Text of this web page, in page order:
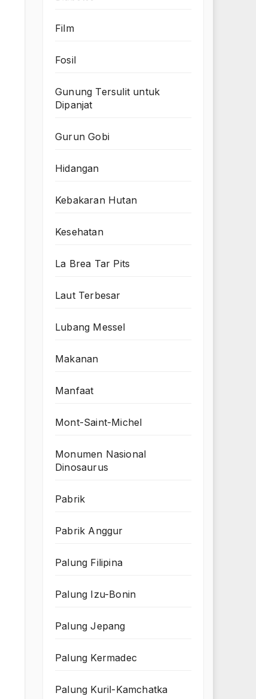
Film
Fosil
Gunung Tersulit untuk
Dipanjat
Gurun Gobi
Hidangan
Kebakaran Hutan
Kesehatan
La Brea Tar Pits
Laut Terbesar
Lubang Messel
Makanan
Manfaat
Mont-Saint-Michel
Monumen Nasional
Dinosaurus
Pabrik
Pabrik Anggur
Palung Filipina
Palung Izu-Bonin
Palung Jepang
Palung Kermadec
Palung Kuril-Kamchatka